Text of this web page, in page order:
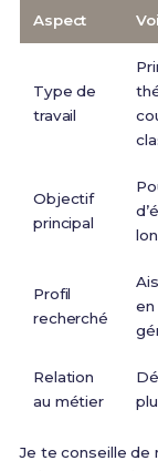
Aspect
Type de
travail
Objectif
principal
Profil
recherché
en
Relation
au métier
Je te conseille de